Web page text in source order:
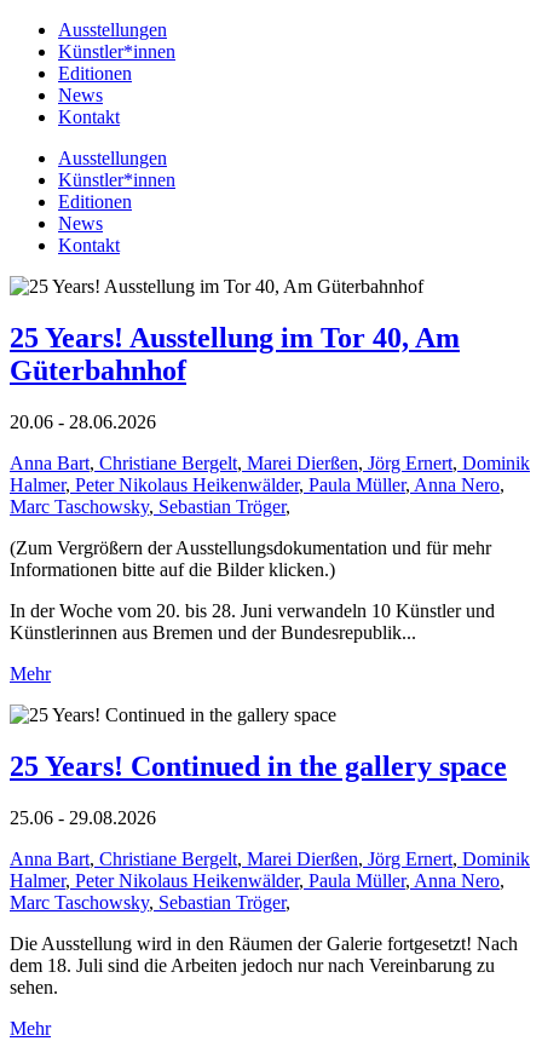
Ausstellungen
Künstler*innen
Editionen
News
Kontakt
Ausstellungen
Künstler*innen
Editionen
News
Kontakt
25 Years! Ausstellung im Tor 40, Am
Güterbahnhof
20.06 - 28.06.2026
Anna Bart, Christiane Bergelt, Marei Dierßen, Jörg Ernert, Dominik
Halmer, Peter Nikolaus Heikenwälder, Paula Müller, Anna Nero,
Marc Taschowsky, Sebastian Tröger,
(Zum Vergrößern der Ausstellungsdokumentation und für mehr
Informationen bitte auf die Bilder klicken.)
In der Woche vom 20. bis 28. Juni verwandeln 10 Künstler und
Künstlerinnen aus Bremen und der Bundesrepublik...
Mehr
25 Years! Continued in the gallery space
25.06 - 29.08.2026
Anna Bart, Christiane Bergelt, Marei Dierßen, Jörg Ernert, Dominik
Halmer, Peter Nikolaus Heikenwälder, Paula Müller, Anna Nero,
Marc Taschowsky, Sebastian Tröger,
Die Ausstellung wird in den Räumen der Galerie fortgesetzt! Nach
dem 18. Juli sind die Arbeiten jedoch nur nach Vereinbarung zu
sehen.
Mehr